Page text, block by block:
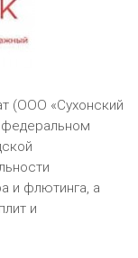
(ООО «Сухонский
и флютинга, а
и